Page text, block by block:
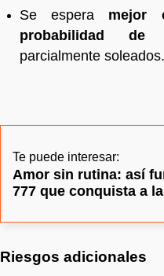
Se espera mejor
probabilidad de
parcialmente soleados.
Te puede interesar:
Amor sin rutina: así
777 que conquista a
Riesgos adicionales